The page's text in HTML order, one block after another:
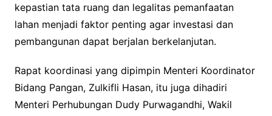
kepastian tata ruang dan legalitas pemanfaatan
lahan menjadi faktor penting agar investasi dan
pembangunan dapat berjalan berkelanjutan.
Rapat koordinasi yang dipimpin Menteri Koordinator
Bidang Pangan, Zulkifli Hasan, itu juga dihadiri
Menteri Perhubungan Dudy Purwagandhi, Wakil